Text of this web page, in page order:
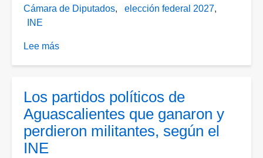
Cámara de Diputados
elección federal 2027
INE
Lee más
para
la
elección
Los partidos políticos de
Aguascalientes que ganaron y
perdieron militantes, según el
INE